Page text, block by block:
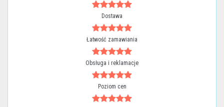
Dostawa
Łatwość zamawiania
Obsługa i reklamacje
Poziom cen